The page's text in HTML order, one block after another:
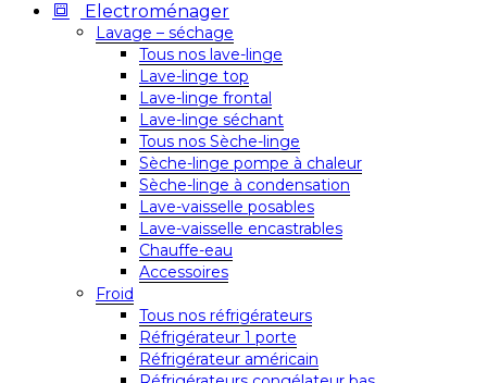
Electroménager
Lavage – séchage
Tous nos lave-linge
Lave-linge top
Lave-linge frontal
Lave-linge séchant
Tous nos Sèche-linge
Sèche-linge pompe à chaleur
Sèche-linge à condensation
Lave-vaisselle posables
Lave-vaisselle encastrables
Chauffe-eau
Accessoires
Froid
Tous nos réfrigérateurs
Réfrigérateur 1 porte
Réfrigérateur américain